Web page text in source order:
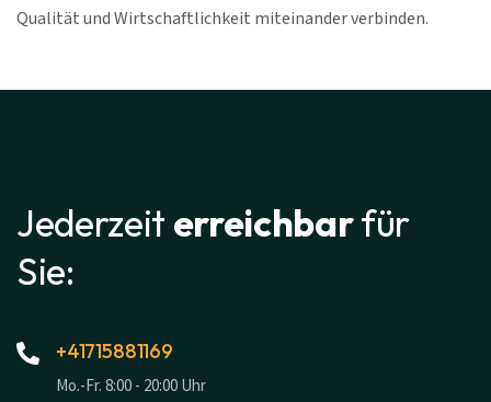
Qualität und Wirtschaftlichkeit miteinander verbinden.
Jederzeit erreichbarfür
Sie:
+41715881169
Mo.-Fr. 8:00 - 20:00 Uhr